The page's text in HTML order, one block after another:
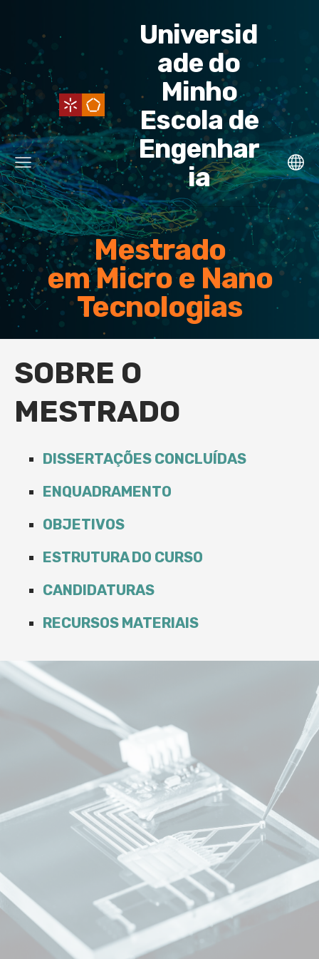
Universid
ade do
Minho
Escola de
Engenhar
ia
Mestrado
em Micro e Nano
Tecnologias
SOBRE O
MESTRADO
DISSERTAÇÕES CONCLUÍDAS
ENQUADRAMENTO
OBJETIVOS
ESTRUTURA DO CURSO
CANDIDATURAS
RECURSOS MATERIAIS